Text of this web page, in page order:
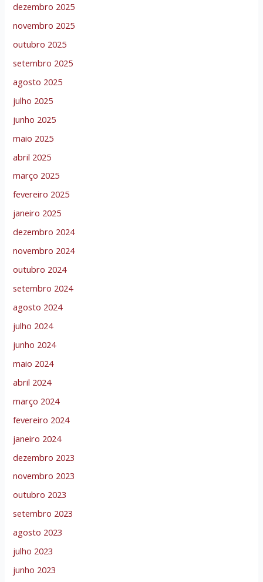
dezembro 2025
novembro 2025
outubro 2025
setembro 2025
agosto 2025
julho 2025
junho 2025
maio 2025
abril 2025
março 2025
fevereiro 2025
janeiro 2025
dezembro 2024
novembro 2024
outubro 2024
setembro 2024
agosto 2024
julho 2024
junho 2024
maio 2024
abril 2024
março 2024
fevereiro 2024
janeiro 2024
dezembro 2023
novembro 2023
outubro 2023
setembro 2023
agosto 2023
julho 2023
junho 2023